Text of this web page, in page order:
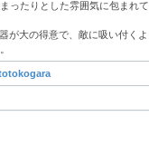
ったりとした雰囲気に包まれて
が大の得意で、敵に吸い付くよ